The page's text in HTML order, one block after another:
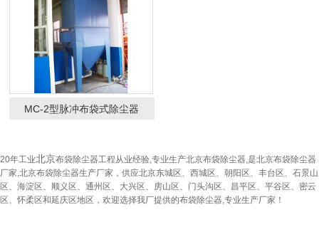
MC-2型脉冲布袋式除尘器
20年工业北京布袋除尘器工程从业经验,专业生产北京布袋除尘器,是北京布袋除尘器
厂家,北京布袋除尘器生产厂家，供应北京东城区、西城区、朝阳区、丰台区、石景山
区、海淀区、顺义区、通州区、大兴区、房山区、门头沟区、昌平区、平谷区、密云
区、怀柔区和延庆区地区，欢迎选择我厂提供的布袋除尘器,专业生产厂家！